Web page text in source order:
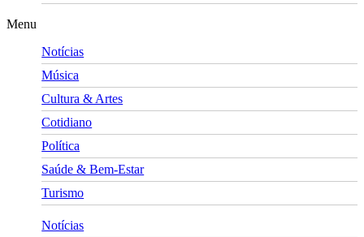
Menu
Notícias
Música
Cultura & Artes
Cotidiano
Política
Saúde & Bem-Estar
Turismo
Notícias